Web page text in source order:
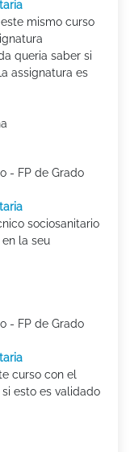
mismo curso
queria saber si
assignatura es
- FP de Grado
sociosanitario
la seu
- FP de Grado
curso con el
esto es validado